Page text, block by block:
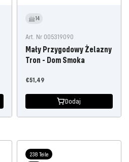
14
Art. Nr 005319090
Mały Przygodowy Żelazny
Tron - Dom Smoka
Oferta
€51,49
Dodaj
238 Teile